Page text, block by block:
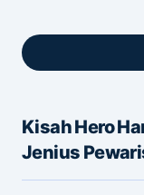
Alamat email
Ruas yang
Kisah Hero
Jenius